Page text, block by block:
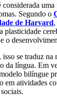
uma
Segundo o
de Harvard
plasticidade
o
se traduz na
da língua. Em
bilíngue
em atividades